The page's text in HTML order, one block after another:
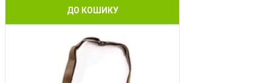
ДО КОШИКУ